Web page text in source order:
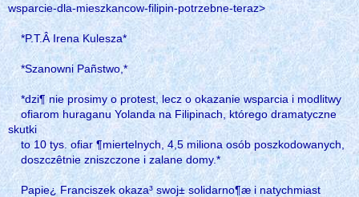
wsparcie-dla-mieszkancow-filipin-potrzebne-teraz>
*P.T.Â Irena Kulesza*
*Szanowni Pañstwo,*
*dzi¶ nie prosimy o protest, lecz o okazanie wsparcia i modlitwy
ofiarom huraganu Yolanda na Filipinach, którego dramatyczne
skutki
to 10 tys. ofiar ¶miertelnych, 4,5 miliona osób poszkodowanych,
doszczêtnie zniszczone i zalane domy.*
Papie¿ Franciszek okaza³ swoj± solidarno¶æ i natychmiast